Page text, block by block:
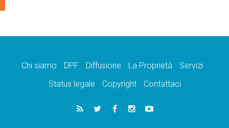
Chi siamo DPF Diffusione La Proprietà
Servizi
Status legale
Copyright Contattaci